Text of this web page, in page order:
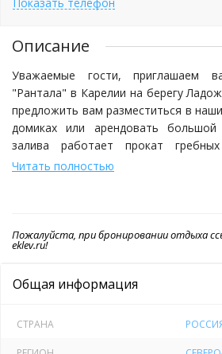
Описание
Уважаемые гости, приглашаем
"Рантала" в Карелии на берегу
предложить вам разместиться в
домиках или арендовать
залива работает прокат
моторами. «Рантала» в переводе
заливов шхерной части Северной
сойдет лёд, для вас
лодке Вы сможете
Читать полностью
Пожалуйста, при бронировании отдыха
eklev.ru!
Общая информация
СТРАНА